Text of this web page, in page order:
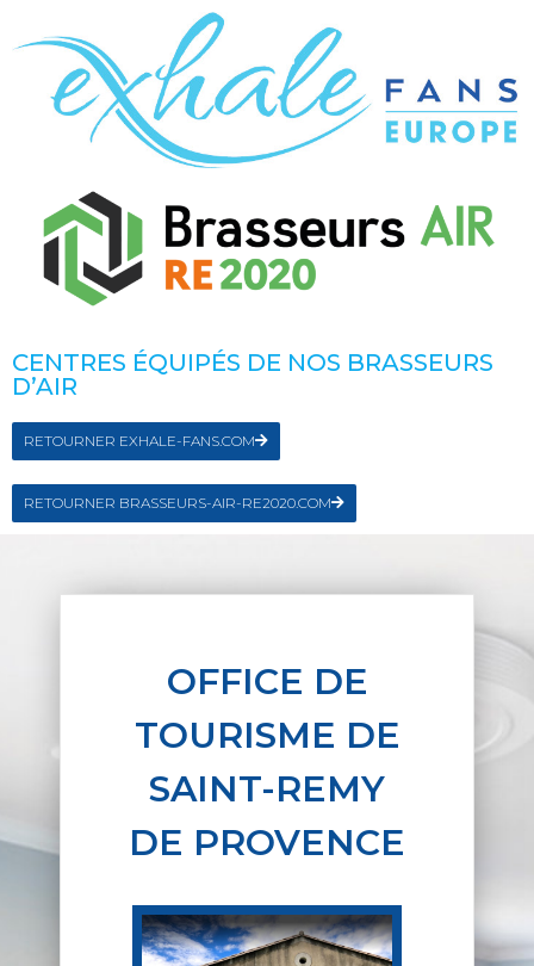
CENTRES ÉQUIPÉS DE NOS BRASSEURS
D’AIR
RETOURNER EXHALE-FANS.COM
RETOURNER BRASSEURS-AIR-RE2020.COM
OFFICE DE
TOURISME DE
SAINT-REMY
DE PROVENCE